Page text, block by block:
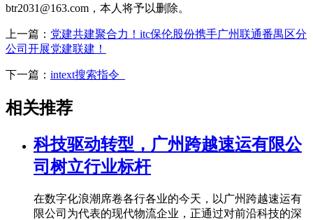
btr2031@163.com，本人将予以删除。
上一篇： 党建共建聚合力！itc保伦股份携手广州联通番禺区分
公司开展党建联建！
下一篇： intext搜索指令_
相关推荐
科技驱动转型，广州跨越速运有限公
司树立行业标杆
在数字化浪潮席卷各行各业的今天，以广州跨越速运有
限公司为代表的现代物流企业，正通过对前沿科技的深